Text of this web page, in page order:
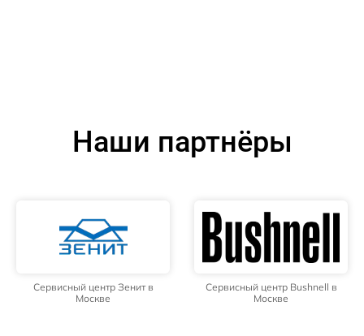
Наши партнёры
Сервисный центр Зенит в
Москве
Сервисный центр Bushnell в
Москве